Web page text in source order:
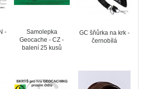
-
Samolepka
Geocache - CZ -
balení 25 kusů
GC šňůrka na krk -
černobílá